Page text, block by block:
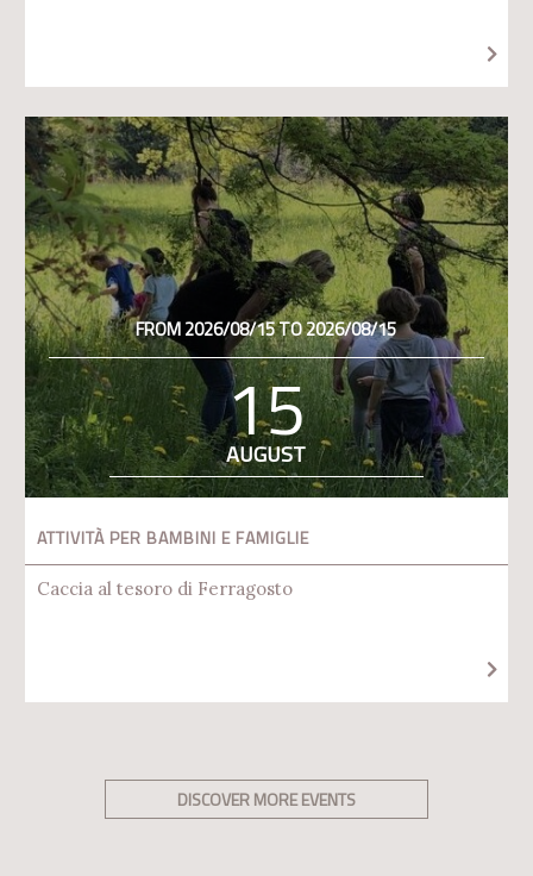
FROM 2026/08/15 TO 2026/08/15
15
AUGUST
ATTIVITÀ PER BAMBINI E FAMIGLIE
Caccia al tesoro di Ferragosto
DISCOVER MORE EVENTS